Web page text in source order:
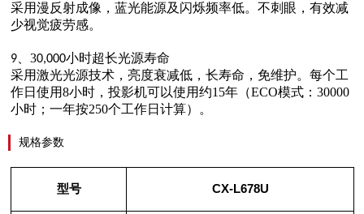
采用漫反射成像，蓝光能源及闪烁频率低。不刺眼，有效减
少视觉疲劳感。
9 、30,000小时超长光源寿命
采用激光光源技术，亮度衰减低，长寿命，免维护。每个工
作日使用8小时，投影机可以使用约15年（ECO模式：30000
小时；一年按250个工作日计算）。
规格参数
型号 CX-L678U